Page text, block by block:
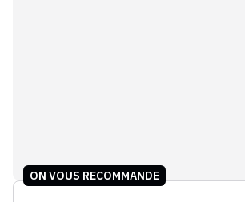
ON VOUS RECOMMANDE